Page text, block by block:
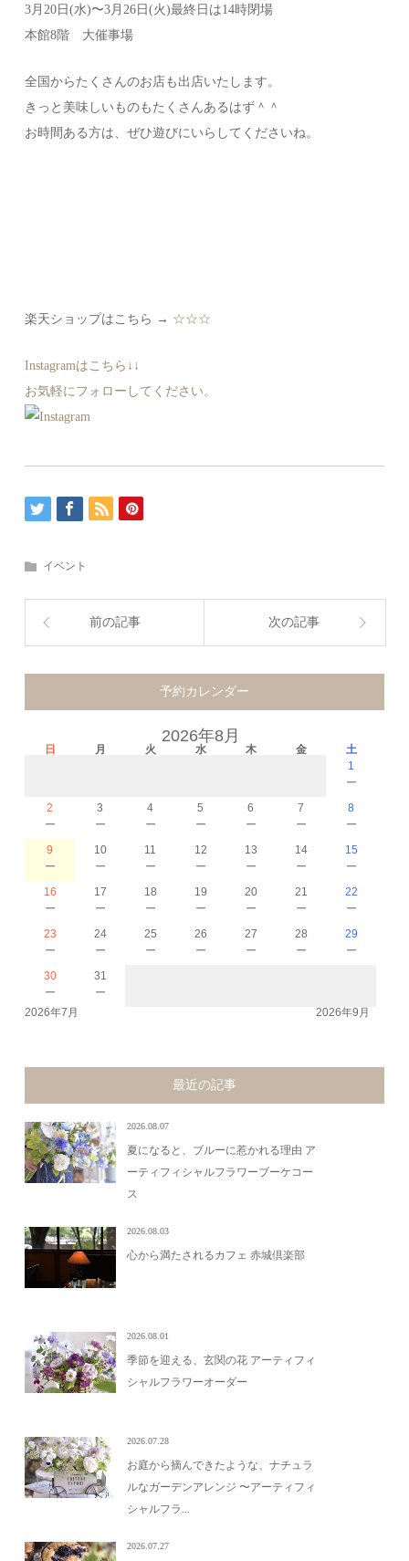
3月20日(水)〜3月26日(火)最終日は14時閉場
本館8階 大催事場
全国からたくさんのお店も出店いたします。
きっと美味しいものもたくさんあるはず＾＾
お時間ある方は、ぜひ遊びにいらしてくださいね。
楽天ショップはこちら → ☆☆☆
Instagramはこちら↓↓
お気軽にフォローしてください。
イベント
前の記事 次の記事
予約カレンダー
2026年8月
日 月 火 水 木 金
土
1
－
2
－
3
－
4
－
5
－
6
－
7
－
8
－
9
－
10
－
11
－
12
－
13
－
14
－
15
－
16
－
17
－
18
－
19
－
20
－
21
－
22
－
23
－
24
－
25
－
26
－
27
－
28
－
29
－
30
－
31
－
2026年7月 2026年9月
最近の記事
2026.08.07
夏になると、ブルーに惹かれる理由 ア
ーティフィシャルフラワーブーケコー
ス
2026.08.03
心から満たされるカフェ 赤城倶楽部
2026.08.01
季節を迎える、玄関の花 アーティフィ
シャルフラワーオーダー
2026.07.28
お庭から摘んできたような、ナチュラ
ルなガーデンアレンジ 〜アーティフィ
シャルフラ...
2026.07.27